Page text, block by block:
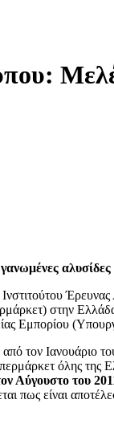
στην
Εμπορίου
από τον Ιανουάριο
όλης της
Αύγουστο του
πως είναι